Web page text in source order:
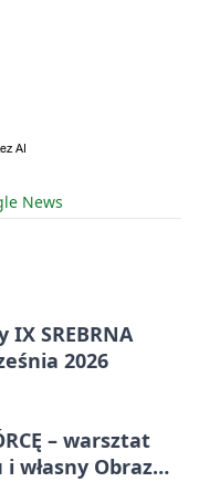
News
SREBRNA
2026
– warsztat
własny Obraz